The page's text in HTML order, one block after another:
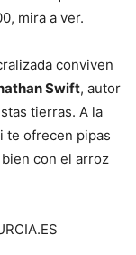
mira a ver.
conviven
Swift, autor
tierras. A la
te ofrecen pipas
con el arroz